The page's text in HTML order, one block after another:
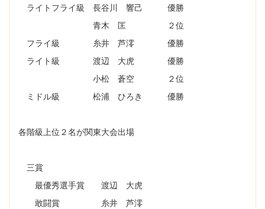
ライトフライ級 長谷川 響己 優勝
青木 匡 ２位
フライ級 糸井 芦澪 優勝
ライト級 渡辺 大虎 優勝
小松 蒼空 ２位
ミドル級 松浦 ひろき 優勝
各階級上位２名が関東大会出場
三賞
最優秀選手賞 渡辺 大虎
敢闘賞 糸井 芦澪